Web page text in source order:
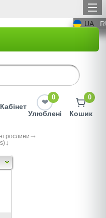
UA
Кабінет
0
Улюблені
0
Кошик
рослини